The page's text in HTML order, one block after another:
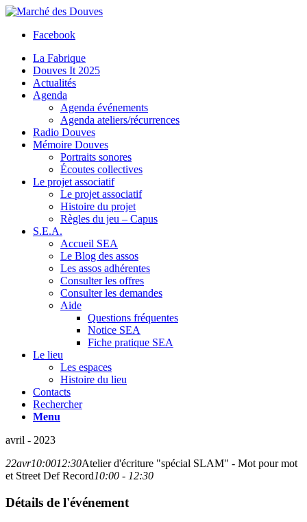
Facebook
La Fabrique
Douves It 2025
Actualités
Agenda
Agenda événements
Agenda ateliers/récurrences
Radio Douves
Mémoire Douves
Portraits sonores
Écoutes collectives
Le projet associatif
Le projet associatif
Histoire du projet
Règles du jeu – Capus
S.E.A.
Accueil SEA
Le Blog des assos
Les assos adhérentes
Consulter les offres
Consulter les demandes
Aide
Questions fréquentes
Notice SEA
Fiche pratique SEA
Le lieu
Les espaces
Histoire du lieu
Contacts
Rechercher
Menu
avril - 2023
22avr10:0012:30Atelier d'écriture "spécial SLAM" - Mot pour mot
et Street Def Record10:00 - 12:30
Détails de l'événement